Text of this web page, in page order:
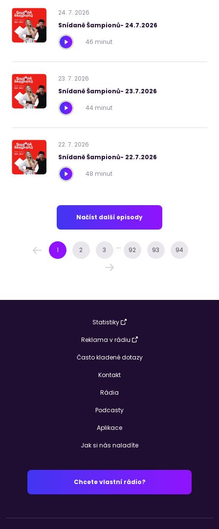
24. 7. 2026
Snídaně Šampionů- 24.7.2026
46 minut
23. 7. 2026
Snídaně Šampionů- 23.7.2026
44 minut
22. 7. 2026
Snídaně Šampionů- 22.7.2026
48 minut
Načíst další episody
1 2 3 ... 92 93 94
Statistiky
Reklama v rádiu
Často kladené dotazy
Kontakt
Rádia
Podcasty
Aplikace
Jak si nás naladíte
Chcete vlastní rádio?